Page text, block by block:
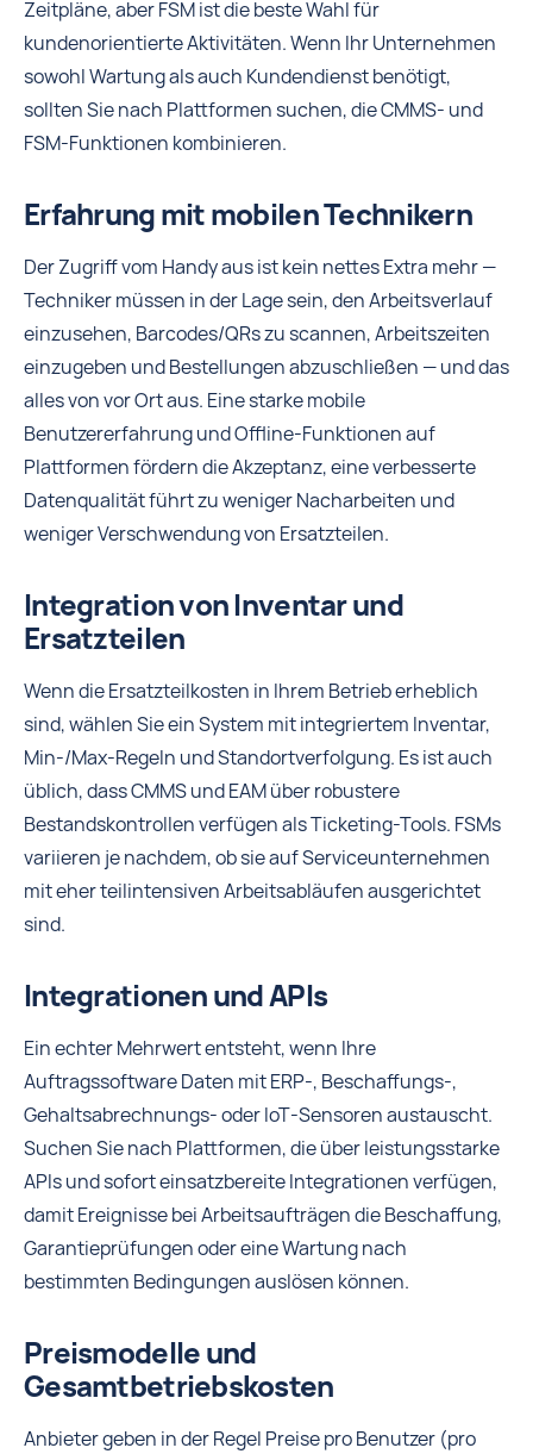
Zeitpläne, aber FSM ist die beste Wahl für
kundenorientierte Aktivitäten. Wenn Ihr Unternehmen
sowohl Wartung als auch Kundendienst benötigt,
sollten Sie nach Plattformen suchen, die CMMS- und
FSM-Funktionen kombinieren.
Erfahrung mit mobilen Technikern
Der Zugriff vom Handy aus ist kein nettes Extra mehr —
Techniker müssen in der Lage sein, den Arbeitsverlauf
einzusehen, Barcodes/QRs zu scannen, Arbeitszeiten
einzugeben und Bestellungen abzuschließen — und das
alles von vor Ort aus. Eine starke mobile
Benutzererfahrung und Offline-Funktionen auf
Plattformen fördern die Akzeptanz, eine verbesserte
Datenqualität führt zu weniger Nacharbeiten und
weniger Verschwendung von Ersatzteilen.
Integration von Inventar und
Ersatzteilen
Wenn die Ersatzteilkosten in Ihrem Betrieb erheblich
sind, wählen Sie ein System mit integriertem Inventar,
Min-/Max-Regeln und Standortverfolgung. Es ist auch
üblich, dass CMMS und EAM über robustere
Bestandskontrollen verfügen als Ticketing-Tools. FSMs
variieren je nachdem, ob sie auf Serviceunternehmen
mit eher teilintensiven Arbeitsabläufen ausgerichtet
sind.
Integrationen und APIs
Ein echter Mehrwert entsteht, wenn Ihre
Auftragssoftware Daten mit ERP-, Beschaffungs-,
Gehaltsabrechnungs- oder IoT-Sensoren austauscht.
Suchen Sie nach Plattformen, die über leistungsstarke
APIs und sofort einsatzbereite Integrationen verfügen,
damit Ereignisse bei Arbeitsaufträgen die Beschaffung,
Garantieprüfungen oder eine Wartung nach
bestimmten Bedingungen auslösen können.
Preismodelle und
Gesamtbetriebskosten
Anbieter geben in der Regel Preise pro Benutzer (pro